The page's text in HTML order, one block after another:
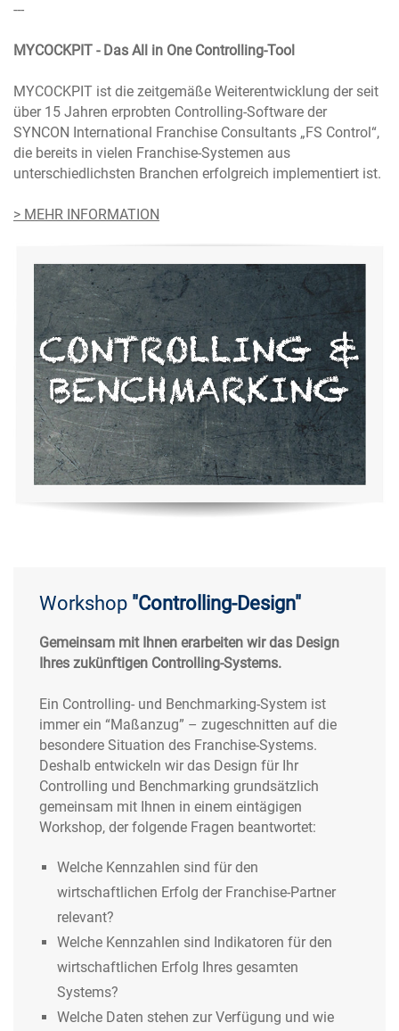
---
MYCOCKPIT - Das All in One Controlling-Tool
MYCOCKPIT ist die zeitgemäße Weiterentwicklung der seit
über 15 Jahren erprobten Controlling-Software der
SYNCON International Franchise Consultants „FS Control“,
die bereits in vielen Franchise-Systemen aus
unterschiedlichsten Branchen erfolgreich implementiert ist.
> MEHR INFORMATION
Workshop "Controlling-Design"
Gemeinsam mit Ihnen erarbeiten wir das Design
Ihres zukünftigen Controlling-Systems.
Ein Controlling- und Benchmarking-System ist
immer ein “Maßanzug” – zugeschnitten auf die
besondere Situation des Franchise-Systems.
Deshalb entwickeln wir das Design für Ihr
Controlling und Benchmarking grundsätzlich
gemeinsam mit Ihnen in einem eintägigen
Workshop, der folgende Fragen beantwortet:
Welche Kennzahlen sind für den
wirtschaftlichen Erfolg der Franchise-Partner
relevant?
Welche Kennzahlen sind Indikatoren für den
wirtschaftlichen Erfolg Ihres gesamten
Systems?
Welche Daten stehen zur Verfügung und wie